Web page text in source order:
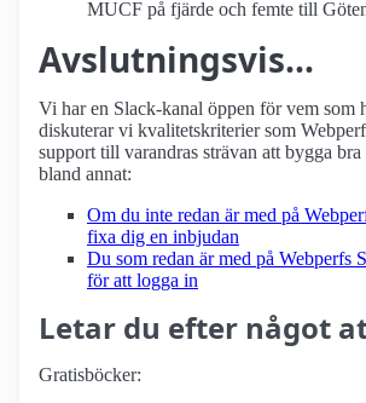
MUCF på fjärde och femte till
Avslutningsvis…
Vi har en Slack-kanal öppen för vem som
diskuterar vi kvalitetskriterier som
support till varandras strävan att bygga bra
bland annat:
Om du inte redan är med på
fixa dig en inbjudan
Du som redan är med på Webperfs
för att logga in
Letar du efter något
Gratisböcker: